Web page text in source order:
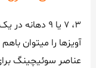
3، 7 یا 9 دهانه در یک ردیف (همچنین برای درج های ویژه)
آویزها را میتوان
عناصر سوئیچینگ